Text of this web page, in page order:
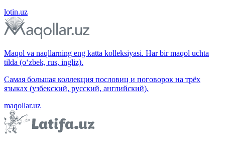
lotin.uz
Maqol va naqllarning eng katta kolleksiyasi. Har bir maqol uchta
tilda (o‘zbek, rus, ingliz).
Самая большая коллекция пословиц и поговорок на трёх
языках (узбекский, русский, английский).
maqollar.uz